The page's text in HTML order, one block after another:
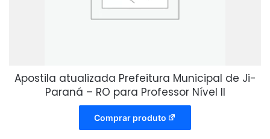
Apostila atualizada Prefeitura Municipal de Ji-
Paraná – RO para Professor Nível II
Comprar produto